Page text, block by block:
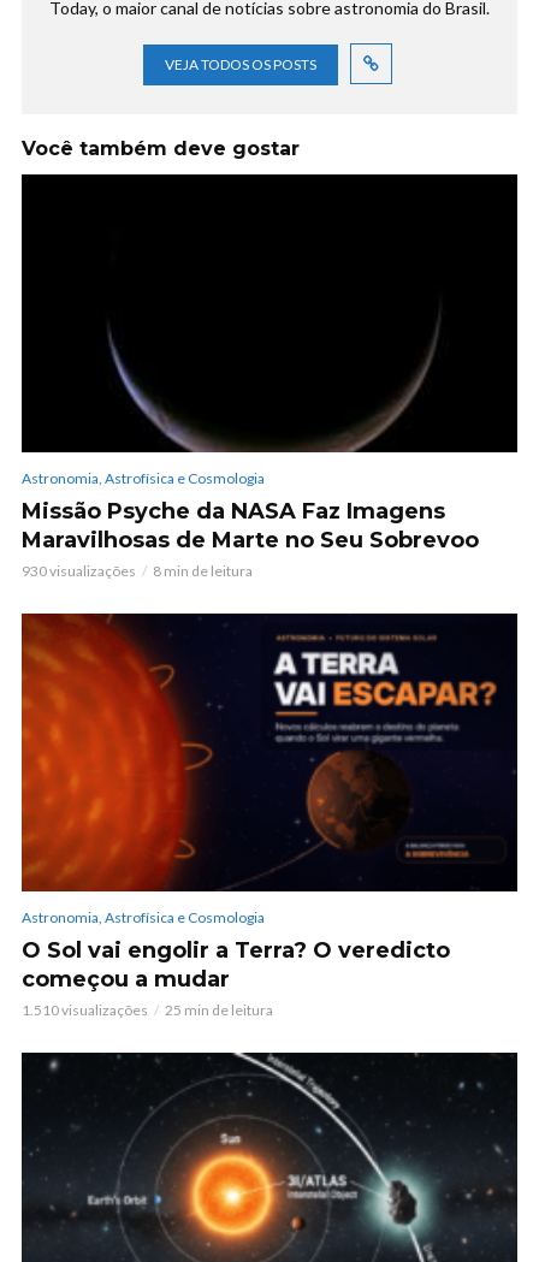
Today, o maior canal de notícias sobre astronomia do Brasil.
VEJA TODOS OS POSTS
Você também deve gostar
Astronomia, Astrofísica e Cosmologia
Missão Psyche da NASA Faz Imagens
Maravilhosas de Marte no Seu Sobrevoo
930 visualizações 8 min de leitura
Astronomia, Astrofísica e Cosmologia
O Sol vai engolir a Terra? O veredicto
começou a mudar
1.510 visualizações 25 min de leitura